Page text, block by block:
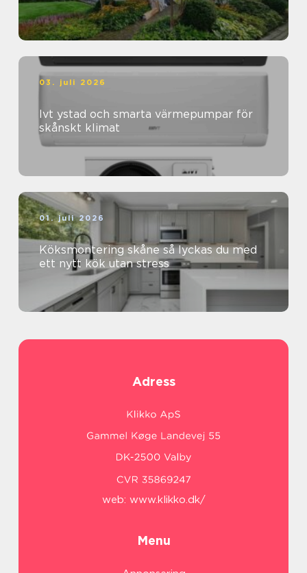
03. juli 2026
Ivt ystad och smarta värmepumpar för
skånskt klimat
01. juli 2026
Köksmontering skåne så lyckas du med
ett nytt kök utan stress
Adress
web: www.klikko.dk/
Menu